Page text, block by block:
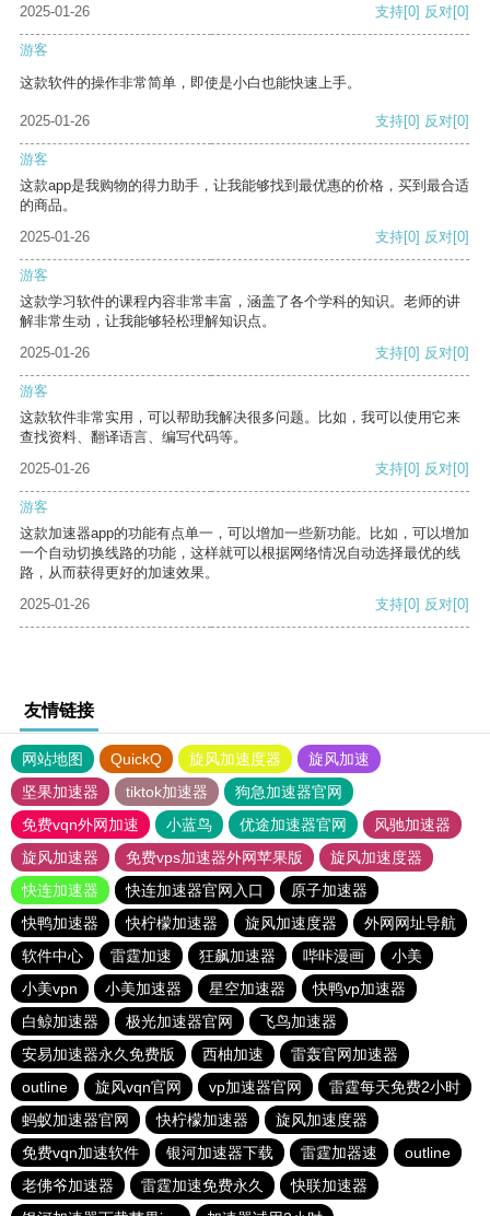
2025-01-26 支持[0] 反对[0]
游客
这款软件的操作非常简单，即使是小白也能快速上手。
2025-01-26 支持[0] 反对[0]
游客
这款app是我购物的得力助手，让我能够找到最优惠的价格，买到最合适
的商品。
2025-01-26
支持[0] 反对[0]
游客
这款学习软件的课程内容非常丰富，涵盖了各个学科的知识。老师的讲
解非常生动，让我能够轻松理解知识点。
2025-01-26
支持[0] 反对[0]
游客
这款软件非常实用，可以帮助我解决很多问题。比如，我可以使用它来
查找资料、翻译语言、编写代码等。
2025-01-26
支持[0] 反对[0]
游客
这款加速器app的功能有点单一，可以增加一些新功能。比如，可以增加
一个自动切换线路的功能，这样就可以根据网络情况自动选择最优的线
路，从而获得更好的加速效果。
2025-01-26
支持[0] 反对[0]
友情链接
网站地图 QuickQ 旋风加速度器
旋风加速
坚果加速器
tiktok加速器
狗急加速器官网
免费vqn外网加速
小蓝鸟 优途加速器官网
风驰加速器
旋风加速器
免费vps加速器外网苹果版
旋风加速度器
快连加速器
快连加速器官网入口
原子加速器
快鸭加速器
快柠檬加速器 旋风加速度器
外网网址导航
软件中心
雷霆加速 狂飙加速器 哔咔漫画
小美
小美vpn
小美加速器 星空加速器
快鸭vp加速器
白鲸加速器
极光加速器官网
飞鸟加速器
安易加速器永久免费版
西柚加速
雷轰官网加速器
outline
旋风vqn官网 vp加速器官网
雷霆每天免费2小时
蚂蚁加速器官网
快柠檬加速器
旋风加速度器
免费vqn加速软件
银河加速器下载 雷霆加器速
outline
老佛爷加速器
雷霆加速免费永久
快联加速器